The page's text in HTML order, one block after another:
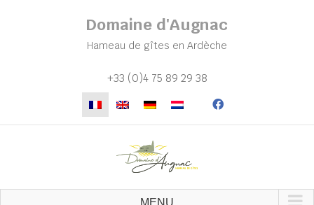
Domaine d'Augnac
Hameau de gîtes en Ardèche
+33 (0)4 75 89 29 38